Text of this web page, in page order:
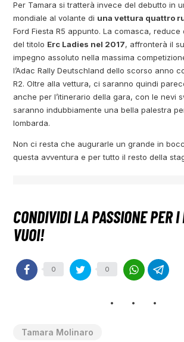
Per Tamara si tratterà invece del debutto in
mondiale al volante di una vettura quattro
Ford Fiesta R5 appunto. La comasca,
del titolo Erc Ladies nel 2017, affronterà il
impegno assoluto nella massima
l’Adac Rally Deutschland dello scorso anno
R2. Oltre alla vettura, ci saranno quindi
anche per l’itinerario della gara, con le nevi
saranno indubbiamente una bella palestra
lombarda.
Non ci resta che augurarle un grande in
questa avventura e per tutto il resto della
0 0
Tamara Molinaro